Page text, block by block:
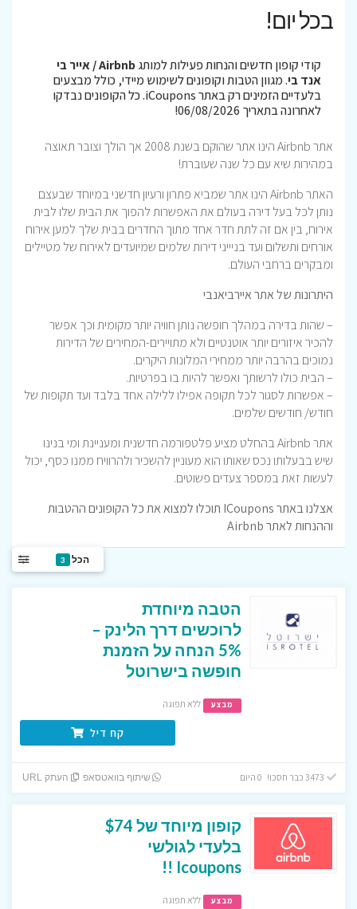
בכל יום!
קודי קופון חדשים והנחות פעילות למותג
Airbnb / אייר בי
אנד בי. מגוון הטבות וקופונים לשימוש מיידי, כולל מבצעים
בלעדיים הזמינים רק באתר iCoupons. כל הקופונים נבדקו
לאחרונה בתאריך 06/08/2026!
אתר Airbnb הינו אתר שהוקם בשנת 2008 אך הולך וצובר תאוצה
במהירות שיא עם כל שנה שעוברת!
האתר Airbnb הינו אתר שמביא פתרון ורעיון חדשני במיוחד שבעצם
נותן לכל בעל דירה בעולם את האפשרות להפוך את הבית שלו לבית
אירוח, בין אם זה לתת חדר אחד מתוך החדרים בבית שלך למען אירוח
אורחים ותשלום ועד בניייני דירות שלמים שמיועדים לאירוח של מטיילים
ומבקרים ברחבי העולם.
היתרונות של אתר איירביאנבי
– שהות בדירה במהלך חופשה נותן חוויה יותר מקומית וכך אפשר
להכיר איזורים יותר אוטנטיים ולא מתויירים-המחירים של הדירות
נמוכים בהרבה יותר ממחירי המלונות היקרים.
– הבית כולו לרשותך ואפשר להיות בו בפרטיות.
– אפשרות לסגור לכל תקופה אפילו ללילה אחד בלבד ועד תקופות של
חודש/ חודשים שלמים.
אתר Airbnb בהחלט מציע פלטפורמה חדשנית ומעניינת ומי בנינו
שיש בבעלותו נכס שאותו הוא מעוניין להשכיר ולהרוויח ממנו כסף, יכול
לעשות זאת במספר צעדים פשוטים.
אצלנו באתר ICoupons תוכלו למצוא את כל הקופונים ההטבות
וההנחות לאתר Airbnb
הכל 3
הטבה מיוחדת
לרוכשים דרך הלינק –
5% הנחה על הזמנת
חופשה בישרוטל
מבצע ללא תפוגה
קח דיל
שיתוף בוואטסאפ העתק URL
קופון מיוחד של $74
בלעדי לגולשי
Icoupons !!
מבצע ללא תפוגה